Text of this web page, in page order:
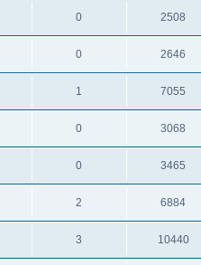
0 2508
0 2646
1 7055
0 3068
0 3465
2 6884
3 10440